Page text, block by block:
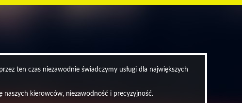
ten czas niezawodnie świadczymy usługi dla największych
naszych kierowców, niezawodność i precyzyjność.